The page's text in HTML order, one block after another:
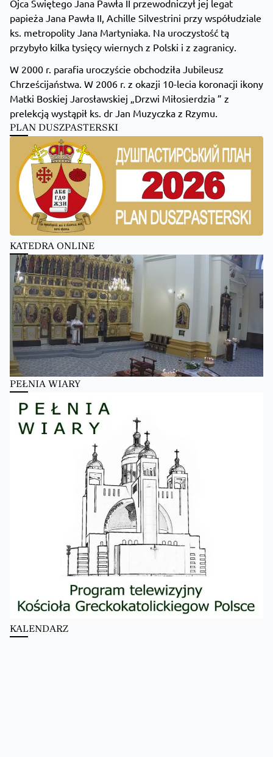
Ojca Świętego Jana Pawła II przewodniczył jej legat
papieża Jana Pawła II, Achille Silvestrini przy współudziale
ks. metropolity Jana Martyniaka. Na uroczystość tą
przybyło kilka tysięcy wiernych z Polski i z zagranicy.
W 2000 r. parafia uroczyście obchodziła Jubileusz
Chrześcijaństwa. W 2006 r. z okazji 10-lecia koronacji ikony
Matki Boskiej Jarosławskiej „Drzwi Miłosierdzia ” z
prelekcją wystąpił ks. dr Jan Muzyczka z Rzymu.
PLAN DUSZPASTERSKI
KATEDRA ONLINE
PEŁNIA WIARY
KALENDARZ